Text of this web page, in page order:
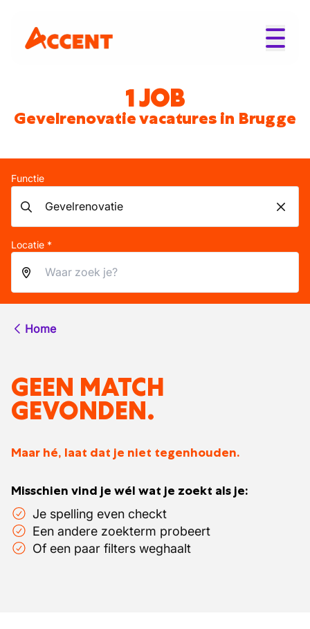
1 JOB
Gevelrenovatie vacatures in Brugge
Functie
Locatie *
Home
GEEN MATCH
GEVONDEN.
Maar hé, laat dat je niet tegenhouden.
Misschien vind je wél wat je zoekt als je:
Je spelling even checkt
Een andere zoekterm probeert
Of een paar filters weghaalt